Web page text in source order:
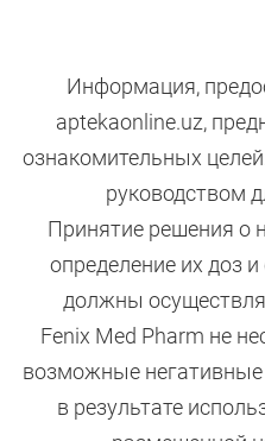
Информация,
aptekaonline.uz,
ознакомительных
руководством
Принятие решения о
определение их доз
должны
Fenix Med Pharm не
возможные негативные
в результате